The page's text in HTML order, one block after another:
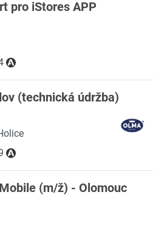
pro iStores APP
(technická údržba)
(m/ž) - Olomouc